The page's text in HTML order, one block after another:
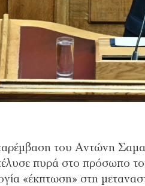
του Αντώνη
πυρά στο πρόσωπο
«έκπτωση» στη